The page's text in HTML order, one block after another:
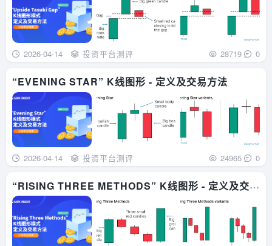
2026-04-14 投资平台测评 28719 0
“EVENING STAR” K线图形 - 定义及交易方法
2026-04-14 投资平台测评 24965 0
“RISING THREE METHODS” K线图形 - 定义及交易
方法